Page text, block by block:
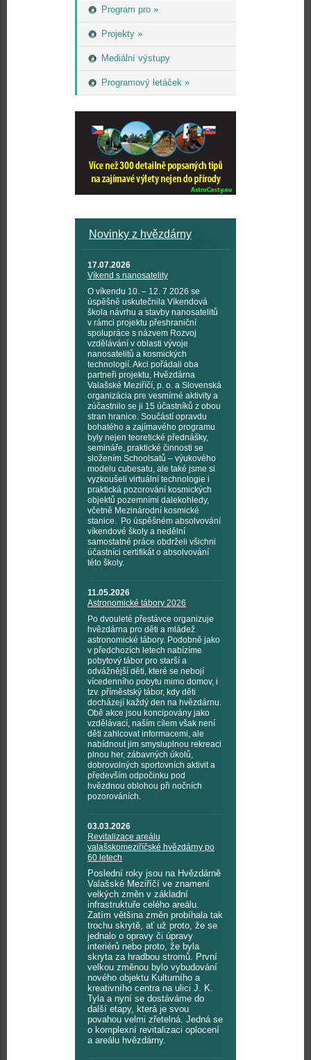
Program pro »
Projekty »
Mediální výstupy
Programový letáček »
Novinky z hvězdárny
17.07.2026
Víkend s nanosatelity
O víkendu 10. – 12. 7 2026 se
úspěšně uskutečnila Víkendová
škola návrhu a stavby nanosatelitů
v rámci projektu přeshraniční
spolupráce s názvem Rozvoj
vzdělávání v oblasti vývoje
nanosatelitů a kosmických
technologií. Akci pořádali oba
partneři projektu, Hvězdárna
Valašské Meziříčí, p. o. a Slovenská
organizácia pre vesmírné aktivity a
zúčastnilo se ji 15 účastníků z obou
stran hranice. Součástí opravdu
bohatého a zajímavého programu
byly nejen teoretické přednášky,
semináře, praktické činnosti se
složením Schoolsatů – výukového
modelu cubesatu, ale také jsme si
vyzkoušeli virtuální technologie i
praktická pozorování kosmických
objektů pozemními dalekohledy,
včetně Mezinárodní kosmické
stanice. Po úspěšném absolvování
víkendové školy a nedělní
samostatné práce obdrželi všichni
účastníci certifikát o absolvování
této školy.
11.05.2026
Astronomické tábory 2026
Po dvouleté přestávce organizuje
hvězdárna pro děti a mládež
astronomické tábory. Podobně jako
v předchozích letech nabízíme
pobytový tábor pro starší a
odvážnější děti, které se nebojí
vícedenního pobytu mimo domov, i
tzv. příměstský tábor, kdy děti
docházejí každý den na hvězdárnu.
Obě akce jsou koncipovány jako
vzdělávací, naším cílem však není
děti zahlcovat informacemi, ale
nabídnout jim smysluplnou rekreaci
plnou her, zábavných úkolů,
dobrovolných sportovních aktivit a
především odpočinku pod
hvězdnou oblohou při nočních
pozorováních.
03.03.2026
Revitalizace areálu
valašskomeziříčské hvězdárny po
60 letech
Poslední roky jsou na Hvězdárně
Valašské Meziříčí ve znamení
velkých změn v základní
infrastruktuře celého areálu.
Zatím většina změn probíhala tak
trochu skrytě, ať už proto, že se
jednalo o opravy či úpravy
interiérů nebo proto, že byla
skryta za hradbou stromů. První
velkou změnou bylo vybudování
nového objektu Kulturního a
kreativního centra na ulici J. K.
Tyla a nyní se dostáváme do
další etapy, která je svou
povahou velmi zřetelná. Jedná se
o komplexní revitalizaci oplocení
a areálu hvězdárny.